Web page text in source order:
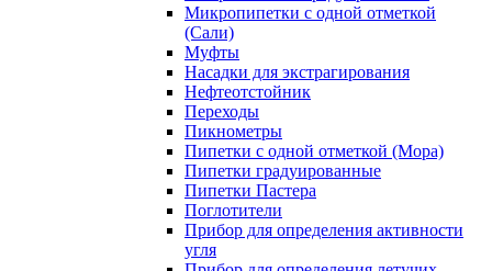
Микропипетки с одной отметкой
(Сали)
Муфты
Насадки для экстрагирования
Нефтеотстойник
Переходы
Пикнометры
Пипетки с одной отметкой (Мора)
Пипетки градуированные
Пипетки Пастера
Поглотители
Прибор для определения активности
угля